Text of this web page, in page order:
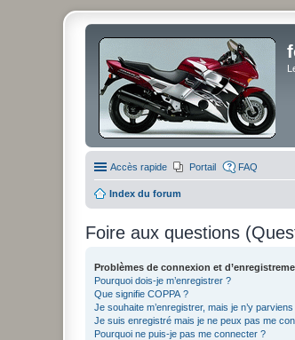
Accès rapide Portail FAQ
Index du forum
Foire aux questions
Problèmes de connexion et
Pourquoi dois-je m’enregistrer ?
Que signifie COPPA ?
Je souhaite m’enregistrer, mais je n’y
Je suis enregistré mais je ne peux pas me
Pourquoi ne puis-je pas me connecter ?